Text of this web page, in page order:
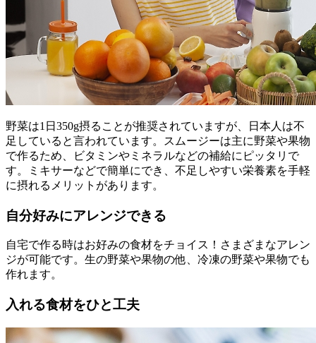
野菜は1日350g摂ることが推奨されていますが、日本人は不
足していると言われています。スムージーは主に野菜や果物
で作るため、ビタミンやミネラルなどの補給にピッタリで
す。ミキサーなどで簡単にでき、不足しやすい栄養素を手軽
に摂れるメリットがあります。
自分好みにアレンジできる
自宅で作る時はお好みの食材をチョイス！さまざまなアレン
ジが可能です。生の野菜や果物の他、冷凍の野菜や果物でも
作れます。
入れる食材をひと工夫